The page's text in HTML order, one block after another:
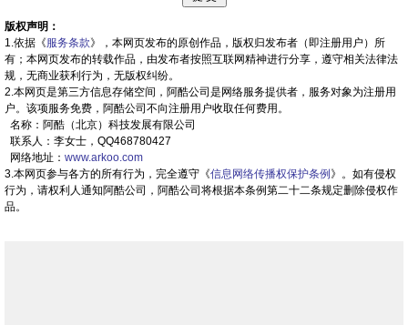
版权声明：
1.依据《服务条款》，本网页发布的原创作品，版权归发布者（即注册用户）所
有；本网页发布的转载作品，由发布者按照互联网精神进行分享，遵守相关法律法
规，无商业获利行为，无版权纠纷。
2.本网页是第三方信息存储空间，阿酷公司是网络服务提供者，服务对象为注册用
户。该项服务免费，阿酷公司不向注册用户收取任何费用。
名称：阿酷（北京）科技发展有限公司
联系人：李女士，QQ468780427
网络地址： www.arkoo.com
3.本网页参与各方的所有行为，完全遵守《信息网络传播权保护条例 》。如有侵权
行为，请权利人通知阿酷公司，阿酷公司将根据本条例第二十二条规定删除侵权作
品。